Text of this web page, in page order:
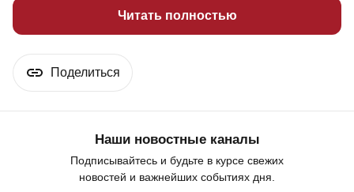
Читать полностью
Поделиться
Наши новостные каналы
Подписывайтесь и будьте в курсе свежих
новостей и важнейших событиях дня.